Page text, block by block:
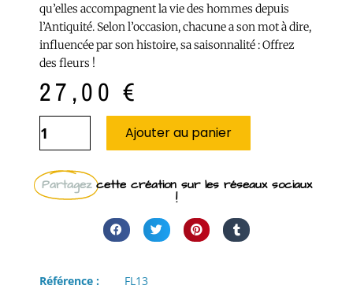
qu’elles accompagnent la vie des hommes depuis
l’Antiquité. Selon l’occasion, chacune a son mot à dire,
influencée par son histoire, sa saisonnalité : Offrez
des fleurs !
27,00€
Ajouter au panier
Partagez cette création sur les réseaux sociaux
!
Référence :
FL13